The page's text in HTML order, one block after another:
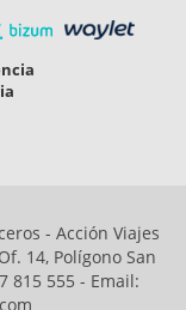
- Acción Viajes
14, Polígono San
815 555 - Email: